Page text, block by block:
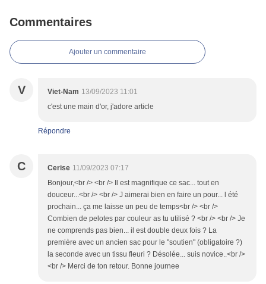
Commentaires
Ajouter un commentaire
V Viet-Nam 13/09/2023 11:01
c'est une main d'or, j'adore article
Répondre
C Cerise 11/09/2023 07:17
Bonjour,<br /> <br /> Il est magnifique ce sac... tout en
douceur...<br /> <br /> J aimerai bien en faire un pour... l été
prochain... ça me laisse un peu de temps<br /> <br />
Combien de pelotes par couleur as tu utilisé ? <br /> <br /> Je
ne comprends pas bien... il est double deux fois ? La
première avec un ancien sac pour le "soutien" (obligatoire ?)
la seconde avec un tissu fleuri ? Désolée... suis novice..<br />
<br /> Merci de ton retour. Bonne journee